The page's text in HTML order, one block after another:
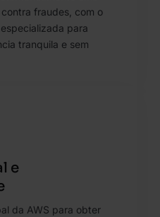
fraudes, com o
para
tranquila e sem
e
da AWS para obter